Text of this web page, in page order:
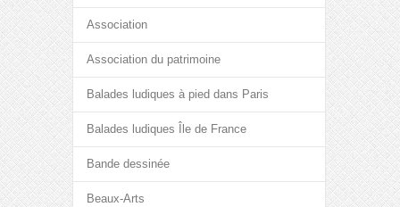
Association
Association du patrimoine
Balades ludiques à pied dans Paris
Balades ludiques Île de France
Bande dessinée
Beaux-Arts